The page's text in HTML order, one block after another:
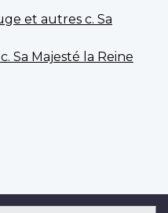
et autres c. Sa
Sa Majesté la Reine